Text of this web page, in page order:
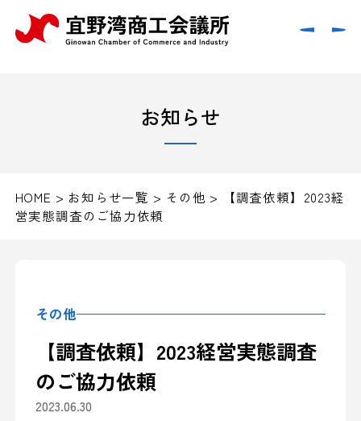
お知らせ
HOME > お知らせ一覧 > その他 >
【調査依頼】2023経
営実態調査のご協力依頼
その他
【調査依頼】2023経営実態調査
のご協力依頼
2023.06.30